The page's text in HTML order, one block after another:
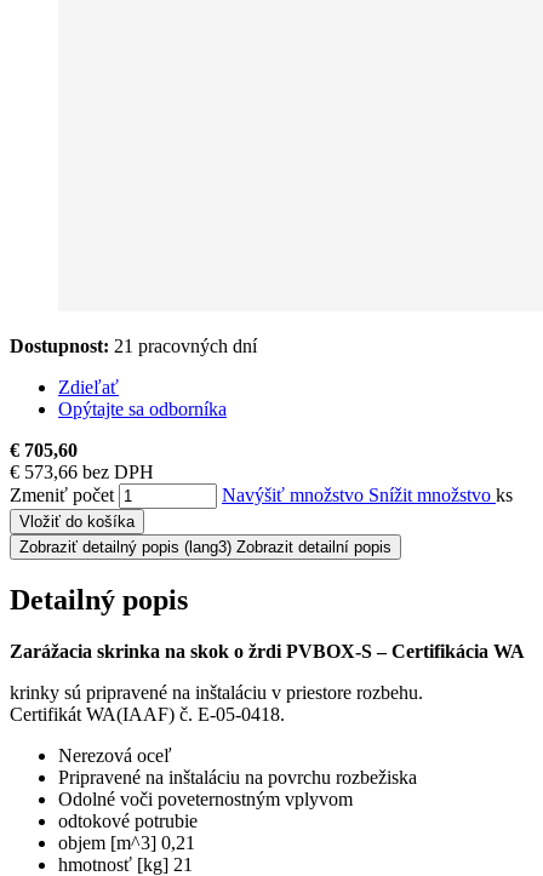
Dostupnost: 21 pracovných dní
Zdieľať
Opýtajte sa odborníka
€ 705,60
€ 573,66 bez DPH
Zmeniť počet
Navýšiť množstvo Snížit množstvo ks
Vložiť do košíka
Zobraziť detailný popis (lang3) Zobrazit detailní popis
Detailný popis
Zarážacia skrinka na skok o žrdi PVBOX-S – Certifikácia WA
krinky sú pripravené na inštaláciu v priestore rozbehu.
Certifikát WA(IAAF) č. E-05-0418.
Nerezová oceľ
Pripravené na inštaláciu na povrchu rozbežiska
Odolné voči poveternostným vplyvom
odtokové potrubie
objem [m^3] 0,21
hmotnosť [kg] 21